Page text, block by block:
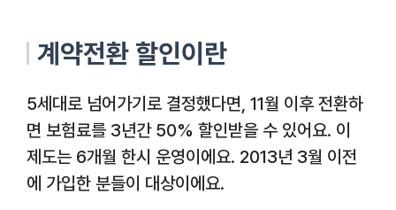
계약전환 할인이란
5세대로 넘어가기로 결정했다면, 11월 이후 전환하
면 보험료를 3년간 50% 할인받을 수 있어요. 이
제도는 6개월 한시 운영이에요. 2013년 3월 이전
에 가입한 분들이 대상이에요.